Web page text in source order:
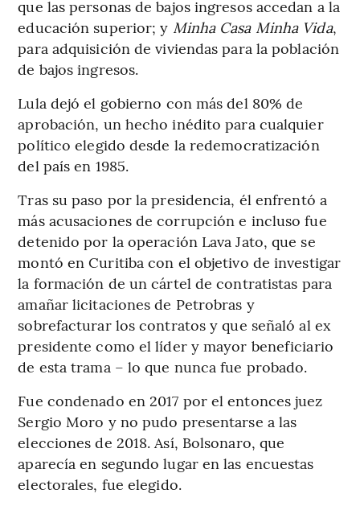
que las personas de bajos ingresos accedan a la
educación superior; y Minha Casa Minha Vida,
para adquisición de viviendas para la población
de bajos ingresos.
Lula dejó el gobierno con más del 80% de
aprobación, un hecho inédito para cualquier
político elegido desde la redemocratización
del país en 1985.
Tras su paso por la presidencia, él enfrentó a
más acusaciones de corrupción e incluso fue
detenido por la operación Lava Jato, que se
montó en Curitiba con el objetivo de investigar
la formación de un cártel de contratistas para
amañar licitaciones de Petrobras y
sobrefacturar los contratos y que señaló al ex
presidente como el líder y mayor beneficiario
de esta trama – lo que nunca fue probado.
Fue condenado en 2017 por el entonces juez
Sergio Moro y no pudo presentarse a las
elecciones de 2018. Así, Bolsonaro, que
aparecía en segundo lugar en las encuestas
electorales, fue elegido.